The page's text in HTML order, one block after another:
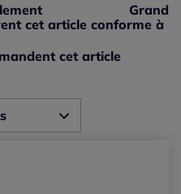
Grand
cet article conforme à
cet article